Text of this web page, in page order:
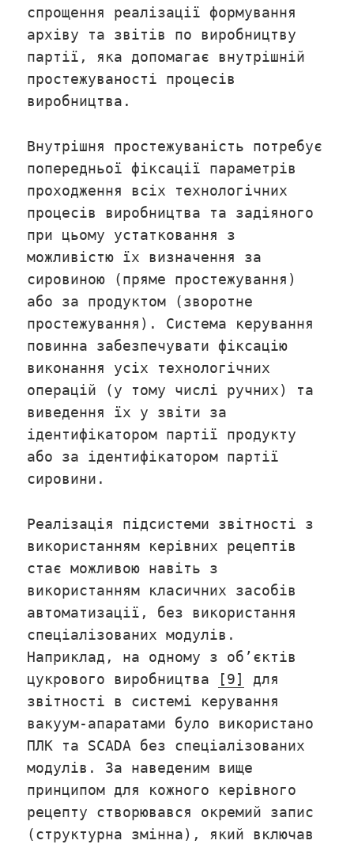
спрощення реалізації формування
архіву та звітів по виробництву
партії, яка допомагає внутрішній
простежуваності процесів
виробництва.
Внутрішня простежуваність потребує
попередньої фіксації параметрів
проходження всіх технологічних
процесів виробництва та задіяного
при цьому устатковання з
можливістю їх визначення за
сировиною (пряме простежування)
або за продуктом (зворотне
простежування). Система керування
повинна забезпечувати фіксацію
виконання усіх технологічних
операцій (у тому числі ручних) та
виведення їх у звіти за
ідентифікатором партії продукту
або за ідентифікатором партії
сировини.
Реалізація підсистеми звітності з
використанням керівних рецептів
стає можливою навіть з
використанням класичних засобів
автоматизації, без використання
спеціалізованих модулів.
Наприклад, на одному з об’єктів
цукрового виробництва
[9]
для
звітності в системі керування
вакуум-апаратами було використано
ПЛК та SCADA без спеціалізованих
модулів. За наведеним вище
принципом для кожного керівного
рецепту створювався окремий запис
(структурна змінна), який включав